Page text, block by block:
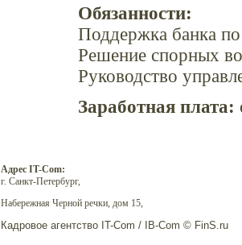
Обязанности:
Поддержка банка
Решение спорных
Руководство
Заработная плата:
Адрес IT-Com:
г. Санкт-Петербург,
Набережная Черной речки, дом 15,
Кадровое агентство IT-Com / IB-Com © FinS.ru